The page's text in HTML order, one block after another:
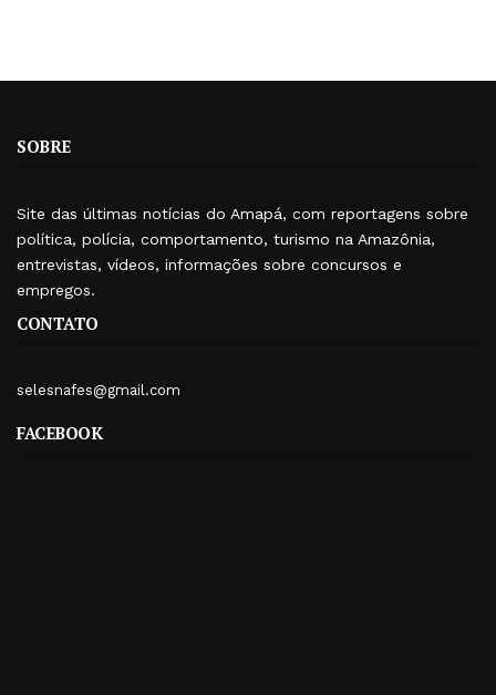
SOBRE
Site das últimas notícias do Amapá, com reportagens sobre
política, polícia, comportamento, turismo na Amazônia,
entrevistas, vídeos, informações sobre concursos e
empregos.
CONTATO
selesnafes@gmail.com
FACEBOOK